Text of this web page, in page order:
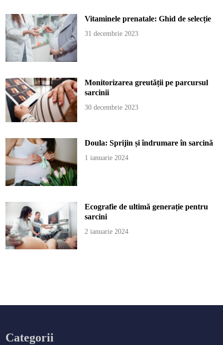
Vitaminele prenatale: Ghid de selecție
31 decembrie 2023
Monitorizarea greutății pe parcursul
sarcinii
30 decembrie 2023
Doula: Sprijin și îndrumare în sarcină
1 ianuarie 2024
Ecografie de ultimă generație pentru
sarcini
2 ianuarie 2024
Categorii